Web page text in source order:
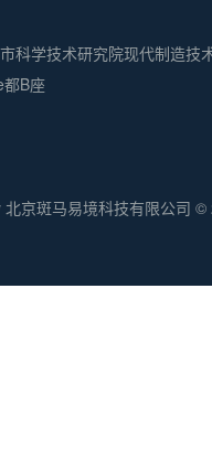
科学技术研究院现代制造技
B座
北京斑马易境科技有限公司